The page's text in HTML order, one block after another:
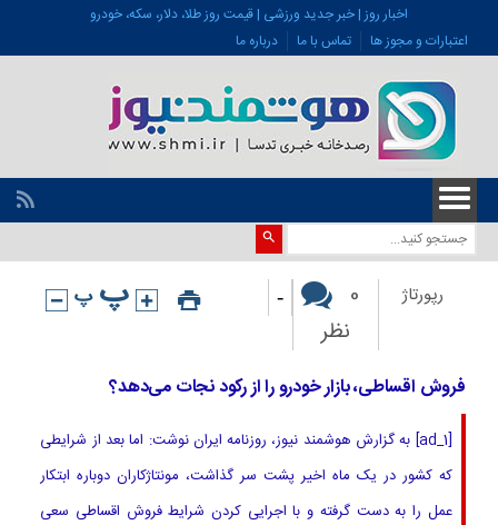
اخبار روز | خبر جدید ورزشی | قیمت روز طلا، دلار، سکه، خودرو
اعتبارات و مجوز ها
تماس با ما درباره ما
رپورتاژ
0
نظر
-
فروش اقساطی، بازار خودرو را از رکود نجات می‌دهد؟
[ad_1] به گزارش هوشمند نیوز، روزنامه ایران نوشت: اما بعد از شرایطی
که کشور در یک ماه اخیر پشت سر گذاشت، مونتاژکاران دوباره ابتکار
عمل را به دست گرفته و با اجرایی کردن شرایط فروش اقساطی سعی